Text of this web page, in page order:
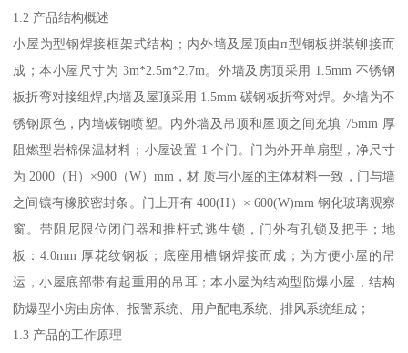
1.2 产品结构概述
小屋为型钢焊接框架式结构；内外墙及屋顶由п型钢板拼装铆接而
成；本小屋尺寸为 3m*2.5m*2.7m。外墙及房顶采用 1.5mm 不锈钢
板折弯对接组焊,内墙及屋顶采用 1.5mm 碳钢板折弯对焊。外墙为不
锈钢原色，内墙碳钢喷塑。内外墙及吊顶和屋顶之间充填 75mm 厚
阻燃型岩棉保温材料；小屋设置 1 个门。门为外开单扇型，净尺寸
为 2000（H）×900（W）mm，材 质与小屋的主体材料一致，门与墙
之间镶有橡胶密封条。门上开有 400(H）× 600(W)mm 钢化玻璃观察
窗。带阻尼限位闭门器和推杆式逃生锁，门外有孔锁及把手；地
板：4.0mm 厚花纹钢板；底座用槽钢焊接而成；为方便小屋的吊
运，小屋底部带有起重用的吊耳；本小屋为结构型防爆小屋，结构
防爆型小房由房体、报警系统、用户配电系统、排风系统组成；
1.3 产品的工作原理